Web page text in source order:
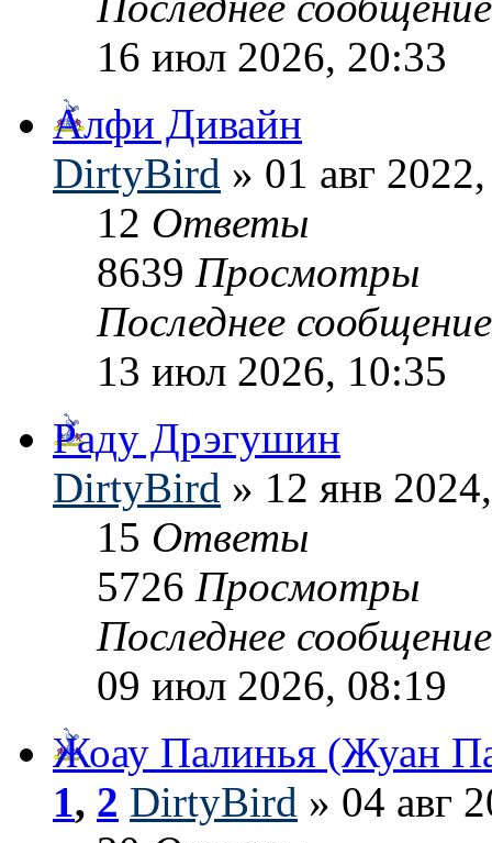
16 июл 2026, 20:33
Алфи Дивайн
DirtyBird » 01 авг
12 Ответы
8639 Просмотры
Последнее
13 июл 2026, 10:35
Раду Дрэгушин
DirtyBird » 12 янв
15 Ответы
5726 Просмотры
Последнее
09 июл 2026, 08:19
Жоау Палинья (Жуан
1, 2 DirtyBird » 04 авг